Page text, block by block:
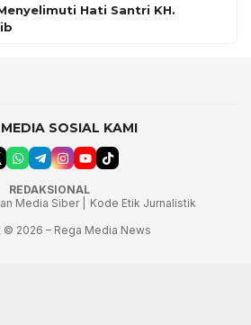
Hati Santri KH.
SOSIAL KAMI
REDAKSIONAL
Media Siber |
Kode Etik Jurnalistik
© 2026 – Rega Media News